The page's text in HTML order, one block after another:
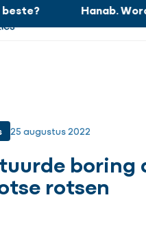
technisch de beste?
Hanab. Word
25 augustus 2022
boring
rotsen